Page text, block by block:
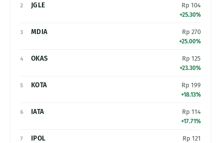
2 JGLE Rp 104
+25.30%
3 MDIA Rp 270
+25.00%
4 OKAS Rp 125
+23.30%
5 KOTA Rp 199
+18.13%
6 IATA Rp 114
+17.71%
7 IPOL Rp 121